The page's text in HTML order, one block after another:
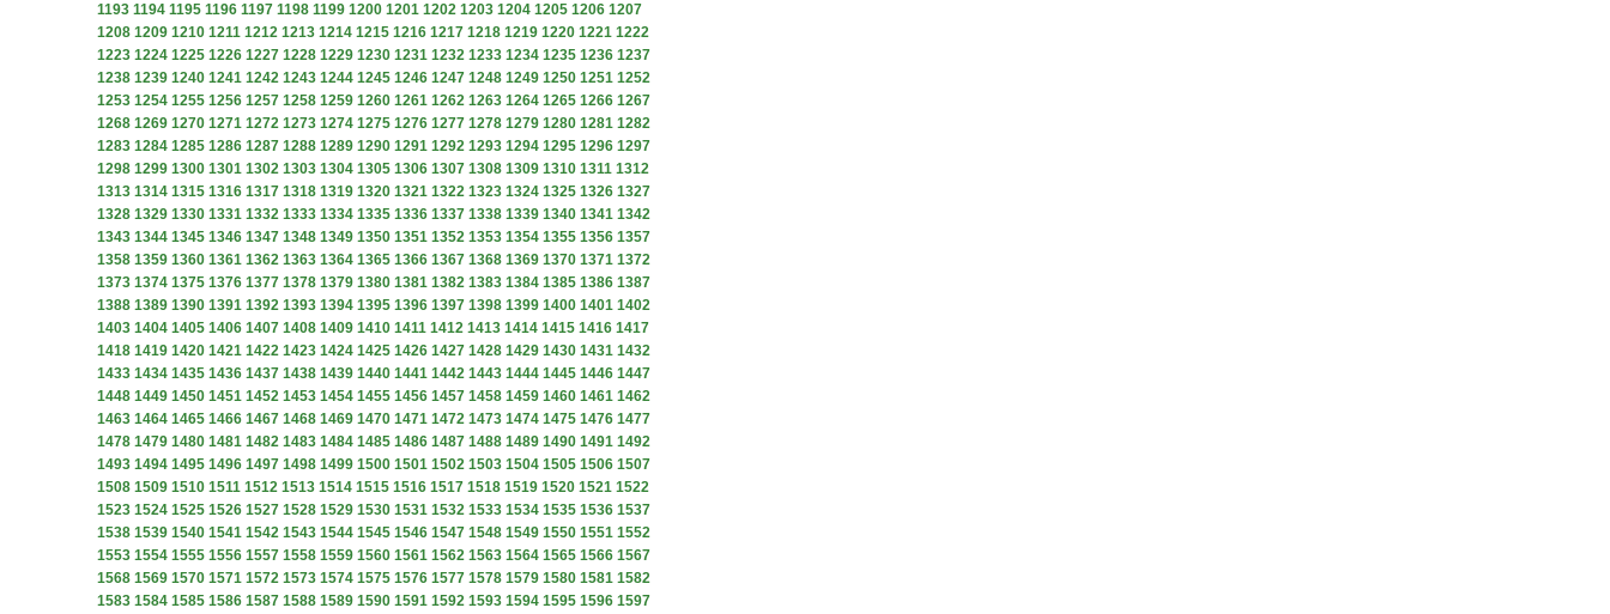
1193 1194 1195 1196 1197 1198 1199 1200 1201 1202 1203 1204 1205 1206 1207
1208 1209 1210 1211 1212 1213 1214 1215 1216 1217 1218 1219 1220 1221 1222
1223 1224 1225 1226 1227 1228 1229 1230 1231 1232 1233 1234 1235 1236 1237
1238 1239 1240 1241 1242 1243 1244 1245 1246 1247 1248 1249 1250 1251 1252
1253 1254 1255 1256 1257 1258 1259 1260 1261 1262 1263 1264 1265 1266 1267
1268 1269 1270 1271 1272 1273 1274 1275 1276 1277 1278 1279 1280 1281 1282
1283 1284 1285 1286 1287 1288 1289 1290 1291 1292 1293 1294 1295 1296 1297
1298 1299 1300 1301 1302 1303 1304 1305 1306 1307 1308 1309 1310 1311 1312
1313 1314 1315 1316 1317 1318 1319 1320 1321 1322 1323 1324 1325 1326 1327
1328 1329 1330 1331 1332 1333 1334 1335 1336 1337 1338 1339 1340 1341 1342
1343 1344 1345 1346 1347 1348 1349 1350 1351 1352 1353 1354 1355 1356 1357
1358 1359 1360 1361 1362 1363 1364 1365 1366 1367 1368 1369 1370 1371 1372
1373 1374 1375 1376 1377 1378 1379 1380 1381 1382 1383 1384 1385 1386 1387
1388 1389 1390 1391 1392 1393 1394 1395 1396 1397 1398 1399 1400 1401 1402
1403 1404 1405 1406 1407 1408 1409 1410 1411 1412 1413 1414 1415 1416 1417
1418 1419 1420 1421 1422 1423 1424 1425 1426 1427 1428 1429 1430 1431 1432
1433 1434 1435 1436 1437 1438 1439 1440 1441 1442 1443 1444 1445 1446 1447
1448 1449 1450 1451 1452 1453 1454 1455 1456 1457 1458 1459 1460 1461 1462
1463 1464 1465 1466 1467 1468 1469 1470 1471 1472 1473 1474 1475 1476 1477
1478 1479 1480 1481 1482 1483 1484 1485 1486 1487 1488 1489 1490 1491 1492
1493 1494 1495 1496 1497 1498 1499 1500 1501 1502 1503 1504 1505 1506 1507
1508 1509 1510 1511 1512 1513 1514 1515 1516 1517 1518 1519 1520 1521 1522
1523 1524 1525 1526 1527 1528 1529 1530 1531 1532 1533 1534 1535 1536 1537
1538 1539 1540 1541 1542 1543 1544 1545 1546 1547 1548 1549 1550 1551 1552
1553 1554 1555 1556 1557 1558 1559 1560 1561 1562 1563 1564 1565 1566 1567
1568 1569 1570 1571 1572 1573 1574 1575 1576 1577 1578 1579 1580 1581 1582
1583 1584 1585 1586 1587 1588 1589 1590 1591 1592 1593 1594 1595 1596 1597